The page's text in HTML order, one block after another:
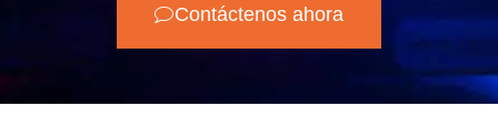
Contáctenos ahora